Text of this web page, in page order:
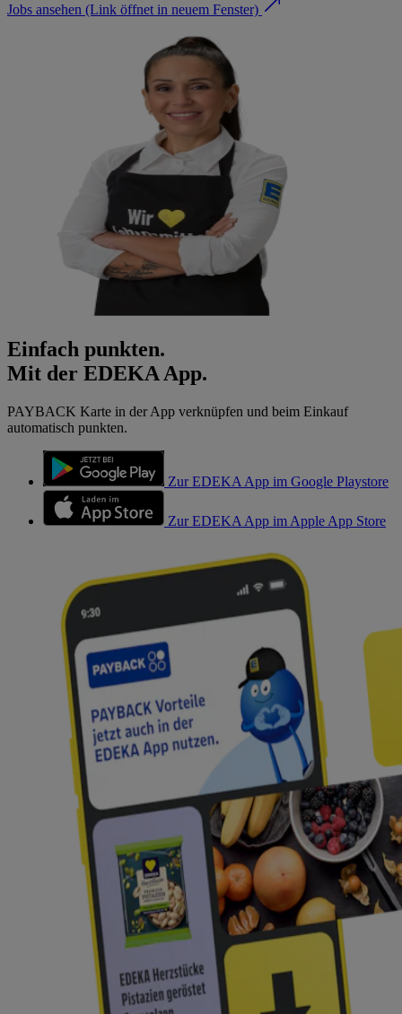
Jobs ansehen (Link öffnet in neuem Fenster)
Einfach punkten.
Mit der EDEKA App.
PAYBACK Karte in der App verknüpfen und beim Einkauf
automatisch punkten.
Zur EDEKA App im Google Playstore
Zur EDEKA App im Apple App Store